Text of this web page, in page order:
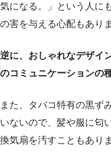
気になる。」という人に
の害を与える心配もあり
逆に、おしゃれなデザイ
のコミュニケーションの
また、タバコ特有の黒ず
いないので、髪や服に匂
換気扇を汚すこともあり